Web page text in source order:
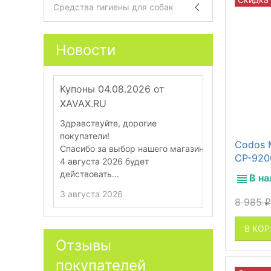
Codos
CP-
В
8 985₽
В
Средства гигиены для собак
Новости
Купоны 04.08.2026 от
XAVAX.RU
Здравствуйте, дорогие
покупатели!
Спасибо за выбор нашего магазина.
4 августа 2026 будет
действовать...
3 августа 2026
Купоны
Спасибо за
28 июля
Отзывы
покупателей